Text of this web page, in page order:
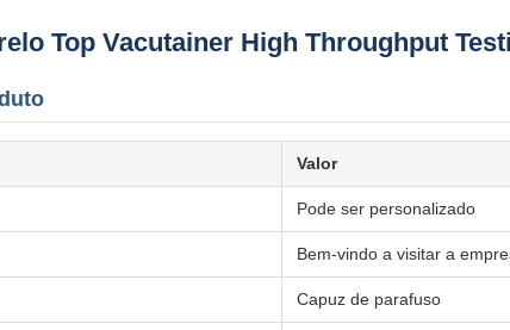
Top Vacutainer High Throughput
Valor
Pode ser personalizado
Bem-vindo a visitar a
Capuz de parafuso